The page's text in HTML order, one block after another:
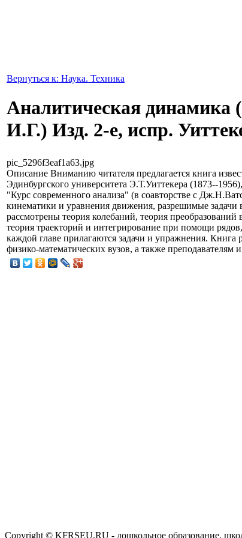
Вернуться к: Наука. Техника
Аналитическая динамика
И.Г.) Изд. 2-е, испр.
pic_5296f3eaf1a63.jpg
Описание Вниманию читателя предлагается книга
Эдинбургского университета Э.Т.Уиттекера (1873--
"Курс современного анализа" (в соавторстве с
кинематики и уравнения движения, разрешимые задачи
рассмотрены теория колебаний, теория
теория траекторий и интегрирование при помощи
каждой главе прилагаются задачи и упражнения. Книга
физико-математических вузов, а также преподавателям
Copyright © KFRSEU.RU - дошкольное образование,